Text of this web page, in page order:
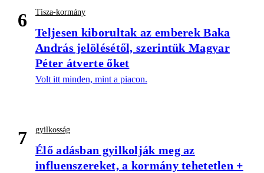
6 Tisza-kormány
Teljesen kiborultak az emberek Baka
András jelölésétől, szerintük Magyar
Péter átverte őket
Volt itt minden, mint a piacon.
7 gyilkosság
Élő adásban gyilkolják meg az
influenszereket, a kormány tehetetlen +